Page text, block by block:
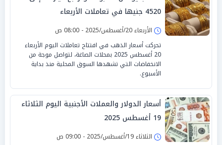
4520 جنيها في تعاملات الأربعاء
الأربعاء 20/أغسطس/2025 - 08:00 ص
تحركت أسعار الذهب في افتتاح تعاملات اليوم الأربعاء
20 أغسطس 2025 بمحلات الصاغة، لتواصل موجة من
الانخفاضات التي تشهدها السوق المحلية منذ بداية
الأسبوع.
أسعار الدولار والعملات الأجنبية اليوم الثلاثاء
19 أغسطس 2025
الثلاثاء 19/أغسطس/2025 - 09:00 ص